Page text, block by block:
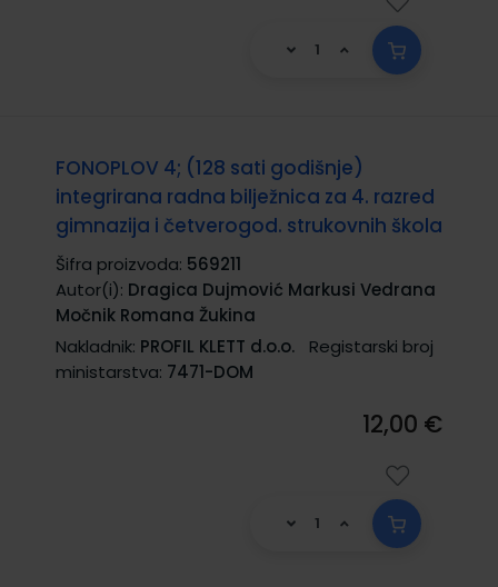
FONOPLOV 4; (128 sati godišnje)
integrirana radna bilježnica za 4. razred
gimnazija i četverogod. strukovnih škola
Šifra proizvoda: 569211
Autor(i): Dragica Dujmović Markusi Vedrana
Močnik Romana Žukina
Nakladnik: PROFIL KLETT d.o.o.
Registarski broj
ministarstva: 7471-DOM
12,00 €